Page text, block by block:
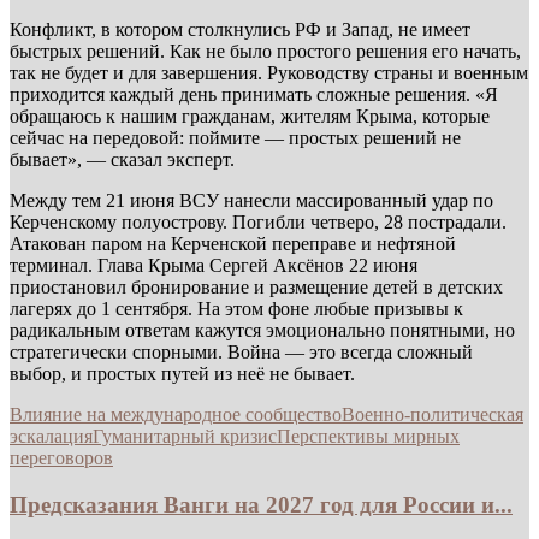
Конфликт, в котором столкнулись РФ и Запад, не имеет
быстрых решений. Как не было простого решения его начать,
так не будет и для завершения. Руководству страны и военным
приходится каждый день принимать сложные решения. «Я
обращаюсь к нашим гражданам, жителям Крыма, которые
сейчас на передовой: поймите — простых решений не
бывает», — сказал эксперт.
Между тем 21 июня ВСУ нанесли массированный удар по
Керченскому полуострову. Погибли четверо, 28 пострадали.
Атакован паром на Керченской переправе и нефтяной
терминал. Глава Крыма Сергей Аксёнов 22 июня
приостановил бронирование и размещение детей в детских
лагерях до 1 сентября. На этом фоне любые призывы к
радикальным ответам кажутся эмоционально понятными, но
стратегически спорными. Война — это всегда сложный
выбор, и простых путей из неё не бывает.
Влияние на международное сообществоВоенно-политическая
эскалацияГуманитарный кризисПерспективы мирных
переговоров
Предсказания Ванги на 2027 год для России и...